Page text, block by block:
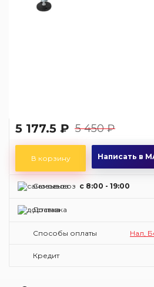
5 177.5 ₽ 5 450 ₽
В корзину Написать в
Самовывоз c 8:00 - 19:00
Доставка
Способы оплаты Нал,
Кредит